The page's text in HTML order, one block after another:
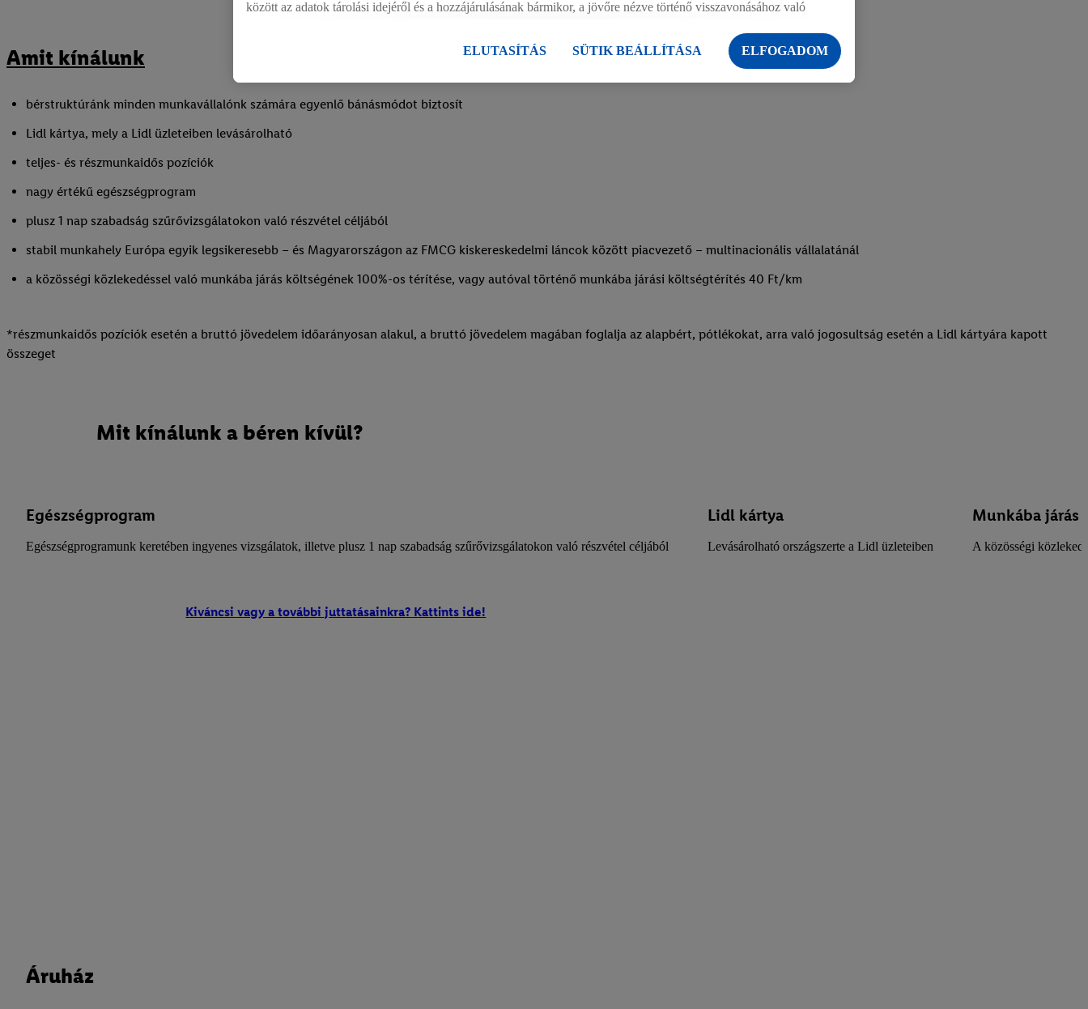
Amit kínálunk
bérstruktúránk minden munkavállalónk számára egyenlő bánásmódot biztosít
Lidl kártya, mely a Lidl üzleteiben levásárolható
teljes- és részmunkaidős pozíciók
nagy értékű egészségprogram
plusz 1 nap szabadság szűrővizsgálatokon való részvétel céljából
stabil munkahely Európa egyik legsikeresebb – és Magyarországon az FMCG kiskereskedelmi láncok között piacvezető – multinacionális vállalatánál
a közösségi közlekedéssel való munkába járás költségének 100%-os térítése, vagy autóval történő munkába járási költségtérítés 40 Ft/km
*részmunkaidős pozíciók esetén a bruttó jövedelem időarányosan alakul, a bruttó jövedelem magában foglalja az alapbért, pótlékokat, arra való jogosultság esetén a Lidl kártyára kapott
összeget
Mit kínálunk a béren kívül?
Egészségprogram
Egészségprogramunk keretében ingyenes vizsgálatok, illetve plusz 1 nap szabadság szűrővizsgálatokon való részvétel céljából
Lidl kártya
Levásárolható országszerte a Lidl üzleteiben
Munkába járás
A közösségi
Kiváncsi vagy a további juttatásainkra? Kattints ide!
Áruház
között az adatok tárolási idejéről és a hozzájárulásának bármikor, a jövőre nézve történő visszavonásához való
ELUTASÍTÁS
SÜTIK BEÁLLÍTÁSA ELFOGADOM